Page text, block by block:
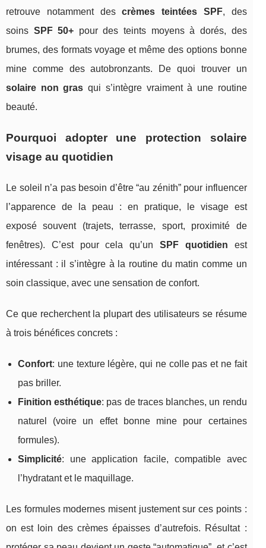
retrouve notamment descrèmes teintées SPF, des
soins SPF 50+ pour des teints moyens à dorés, des
brumes, des formats voyage et même des options bonne
mine comme des autobronzants. De quoi trouver un
solaire non gras qui s’intègre vraiment à une routine
beauté.
Pourquoi adopter une protection solaire
visage au quotidien
Le soleil n’a pas besoin d’être “au zénith” pour influencer
l’apparence de la peau : en pratique, le visage est
exposé souvent (trajets, terrasse, sport, proximité de
fenêtres). C’est pour cela qu’un SPF quotidien est
intéressant : il s’intègre à la routine du matin comme un
soin classique, avec une sensation de confort.
Ce que recherchent la plupart des utilisateurs se résume
à trois bénéfices concrets :
Confort: une texture légère, qui ne colle pas et ne fait
pas briller.
Finition esthétique: pas de traces blanches, un rendu
naturel (voire un effet bonne mine pour certaines
formules).
Simplicité: une application facile, compatible avec
l’hydratant et le maquillage.
Les formules modernes misent justement sur ces points :
on est loin des crèmes épaisses d’autrefois. Résultat :